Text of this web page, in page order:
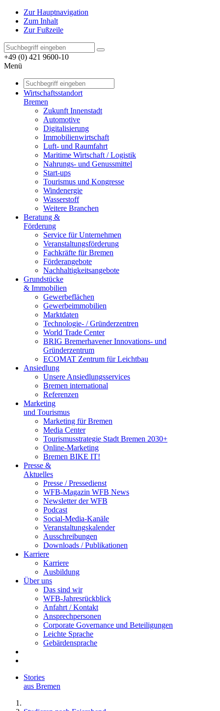
Zur Hauptnavigation
Zum Inhalt
Zur Fußzeile
+49 (0) 421 9600-10
Menü
Wirtschaftsstandort
Bremen
Zukunft Innenstadt
Automotive
Digitalisierung
Immobilienwirtschaft
Luft- und Raumfahrt
Maritime Wirtschaft / Logistik
Nahrungs- und Genussmittel
Start-ups
Tourismus und Kongresse
Windenergie
Wasserstoff
Weitere Branchen
Beratung &
Förderung
Service für Unternehmen
Veranstaltungsförderung
Fachkräfte für Bremen
Förderangebote
Nachhaltigkeitsangebote
Grundstücke
& Immobilien
Gewerbeflächen
Gewerbeimmobilien
Marktdaten
Technologie- / Gründerzentren
World Trade Center
BRIG Bremerhavener Innovations- und
Gründerzentrum
ECOMAT Zentrum für Leichtbau
Ansiedlung
Unsere Ansiedlungsservices
Bremen international
Referenzen
Marketing
und Tourismus
Marketing für Bremen
Media Center
Tourismusstrategie Stadt Bremen 2030+
Online-Marketing
Bremen BIKE IT!
Presse &
Aktuelles
Presse / Pressedienst
WFB-Magazin WFB News
Newsletter der WFB
Podcast
Social-Media-Kanäle
Veranstaltungskalender
Ausschreibungen
Downloads / Publikationen
Karriere
Karriere
Ausbildung
Über uns
Das sind wir
WFB-Jahresrückblick
Anfahrt / Kontakt
Ansprechpersonen
Corporate Governance und Beteiligungen
Leichte Sprache
Gebärdensprache
Stories
aus Bremen